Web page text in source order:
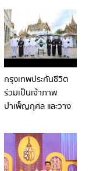
กรุงเทพประกันชีวิต
ร่วมเป็นเจ้าภาพ
บำเพ็ญกุศล และวาง
ระพระบรมศพสมเด็จ
พระนางเจ้าสิริกิติ์
พระบรมราชินีนาถ